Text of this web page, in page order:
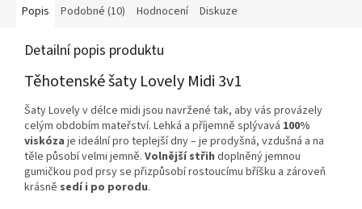
Popis Podobné (10) Hodnocení Diskuze
Detailní popis produktu
Těhotenské šaty Lovely Midi 3v1
Šaty Lovely v délce midi jsou navržené tak, aby vás provázely
celým obdobím mateřství. Lehká a příjemně splývavá 100%
viskóza je ideální pro teplejší dny – je prodyšná, vzdušná a na
těle působí velmi jemně. Volnější střih doplněný jemnou
gumičkou pod prsy se přizpůsobí rostoucímu bříšku a zároveň
krásně sedí i po porodu.